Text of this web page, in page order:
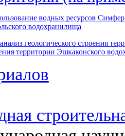
водохранилища
территории Эшкаконского